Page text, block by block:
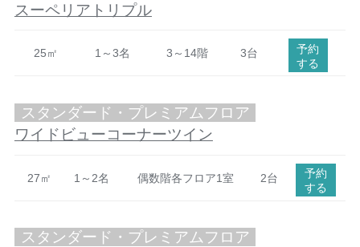
スーペリアトリプル
25㎡ 1～3名 3～14階 3台
予約
する
スタンダード・プレミアムフロア
ワイドビューコーナーツイン
27㎡ 1～2名 偶数階各フロア1室 2台
予約
する
スタンダード・プレミアムフロア